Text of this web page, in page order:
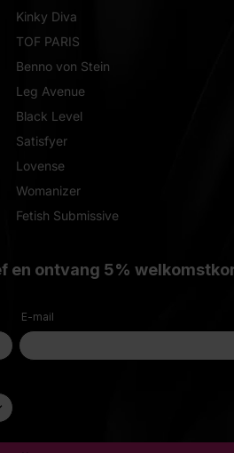
Kinky Diva
TOF PARIS
Benno von Stein
Leg Avenue
Black Level
Satisfyer
Lovense
Womanizer
Fetish Submissive